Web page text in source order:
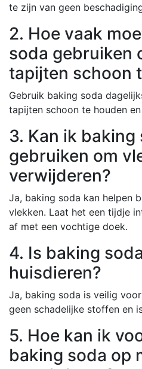
te zijn van geen
2. Hoe vaak
soda gebruiken
tapijten schoon
Gebruik baking soda
tapijten schoon te houden
3. Kan ik baking
gebruiken om
verwijderen?
Ja, baking soda kan helpen
vlekken. Laat het een tijdje
af met een vochtige doek.
4. Is baking
huisdieren?
Ja, baking soda is veilig
geen schadelijke stoffen en
5. Hoe kan ik
baking soda op